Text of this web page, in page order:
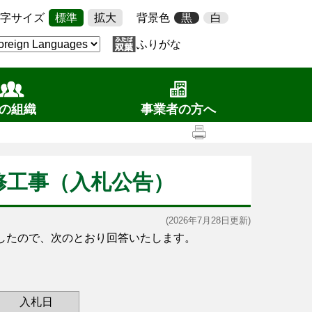
サイズ 標準 拡大 背景色 黒 白
ふりがな
組織 事業者の方へ
事（入札公告）
(2026年7月28日更新)
ので、次のとおり回答いたします。
入札日